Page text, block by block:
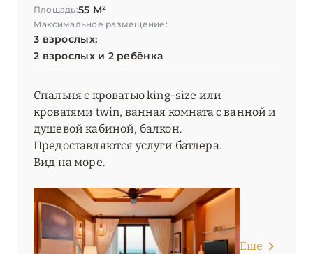
Площадь:55 М²
Максимальное размещение:
3 взрослых;
2 взрослых и 2 ребёнка
Спальня с кроватью king-size или
кроватями twin, ванная комната с ванной и
душевой кабиной, балкон.
Предоставляются услуги батлера.
Вид на море.
Еще